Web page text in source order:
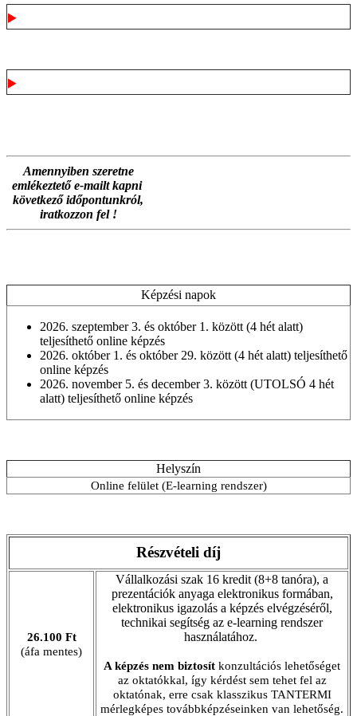
Amennyiben szeretne
emlékeztető e-mailt kapni
következő időpontunkról,
iratkozzon fel !
Képzési napok
2026. szeptember 3. és október 1. között (4 hét alatt)
teljesíthető online képzés
2026. október 1. és október 29. között (4 hét alatt) teljesíthető
online képzés
2026. november 5. és december 3. között (UTOLSÓ 4 hét
alatt) teljesíthető online képzés
Helyszín
Online felület (E-learning rendszer)
Részvételi díj
26.100 Ft
(áfa mentes)
Vállalkozási szak 16 kredit (8+8 tanóra), a
prezentációk anyaga elektronikus formában,
elektronikus igazolás a képzés elvégzéséről,
technikai segítség az e-learning rendszer
használatához.
A képzés nem biztosít konzultációs lehetőséget
az oktatókkal, így kérdést sem tehet fel az
oktatónak, erre csak klasszikus TANTERMI
mérlegképes továbbképzéseinken van lehetőség.